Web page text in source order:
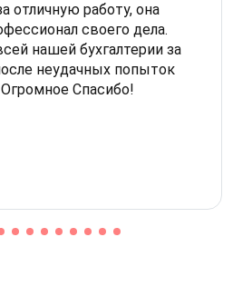
отличную работу, она
своего дела.
нашей бухгалтерии за
неудачных попыток
Огромное Спасибо!